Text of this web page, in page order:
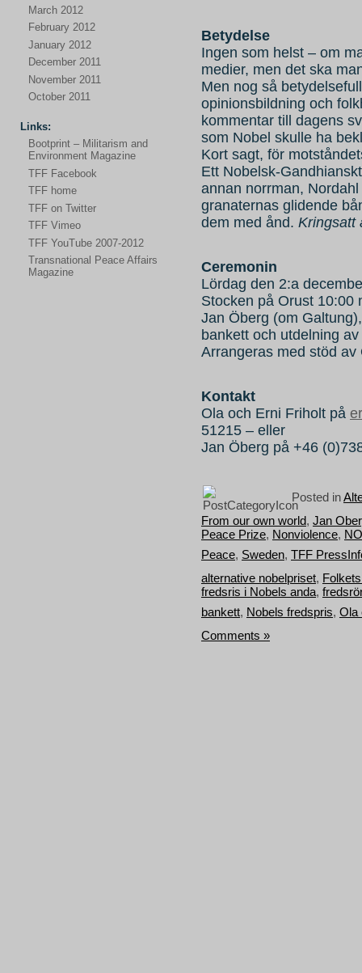
March 2012
February 2012
January 2012
December 2011
November 2011
October 2011
Links:
Bootprint – Militarism and
Environment Magazine
TFF Facebook
TFF home
TFF on Twitter
TFF Vimeo
TFF YouTube 2007-2012
Transnational Peace Affairs
Magazine
Betydelse
Ingen som helst – om
medier, men det ska
Men nog så
opinionsbildning och
kommentar till dagens
som Nobel skulle ha
Kort sagt, för
Ett Nobelsk-
annan norrman, Nordahl
granaternas glidende
dem med ånd. Kringsatt
Ceremonin
Lördag den 2:a
Stocken på Orust 10:00
Jan Öberg (om
bankett och utdelning
Arrangeras med stöd
Kontakt
Ola och Erni Friholt på
51215 – eller
Jan Öberg på +46
Posted in
From our own world, Jan
Peace Prize, Nonviolence,
Peace, Sweden, TFF
alternative nobelpriset,
fredsris i Nobels anda,
bankett, Nobels fredspris, Ola
Comments »